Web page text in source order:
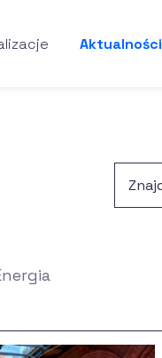
Aktualności